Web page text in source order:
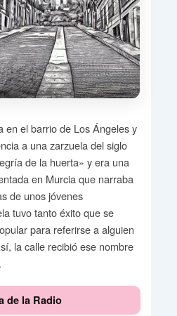
en el barrio de Los Ángeles y
a una zarzuela del siglo
de la huerta» y era una
en Murcia que narraba
de unos jóvenes
tuvo tanto éxito que se
para referirse a alguien
la calle recibió ese nombre
de la Radio